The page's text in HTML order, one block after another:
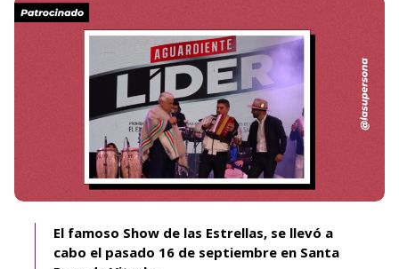
El famoso Show de las Estrellas, se llevó a
cabo el pasado 16 de septiembre en Santa